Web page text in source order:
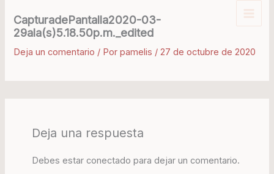
contenido
CapturadePantalla2020-03-
29ala(s)5.18.50p.m._edited
Deja un comentario / Porpamelis /27 de octubre de 2020
Deja una respuesta
Debes estar conectado para dejar un comentario.